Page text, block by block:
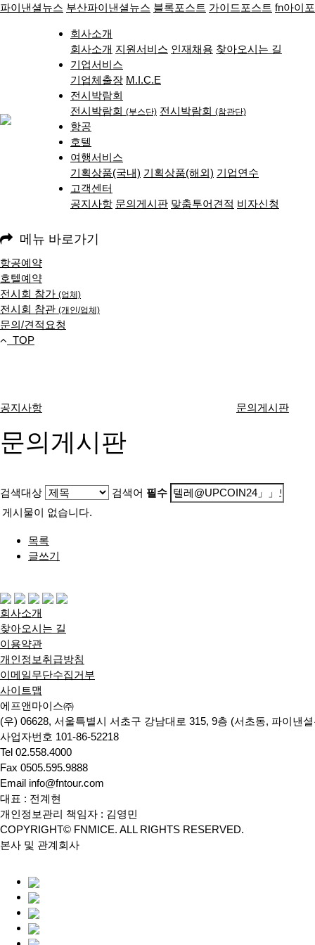
파이낸셜뉴스 부산파이낸셜뉴스 블록포스트 가이드포스트 fn아이
회사소개
회사소개 지원서비스 인재채용 찾아오시는 길
기업서비스
기업체출장 M.I.C.E
전시박람회
전시박람회 (부스단) 전시박람회 (참관단)
항공
호텔
여행서비스
기획상품(국내) 기획상품(해외) 기업연수
고객센터
공지사항 문의게시판 맞춤투어견적 비자신청
메뉴 바로가기
항공예약
호텔예약
전시회 참가 (업체)
전시회 참관 (개인/업체)
문의/견적요청
TOP
공지사항 문의게시판
문의게시판
검색대상 검색어 필수
게시물이 없습니다.
목록
글쓰기
회사소개
찾아오시는 길
이용약관
개인정보취급방침
이메일무단수집거부
사이트맵
에프앤마이스㈜
(우) 06628, 서울특별시 서초구 강남대로 315, 9층 (서초동, 파이낸
사업자번호 101-86-52218
Tel 02.558.4000
Fax 0505.595.9888
Email info@fntour.com
대표 : 전계현
개인정보관리 책임자 : 김영민
COPYRIGHT© FNMICE. ALL RIGHTS RESERVED.
본사 및 관계회사